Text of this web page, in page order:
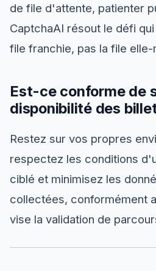
de file d'attente, patienter
CaptchaAI résout le défi
file franchie, pas la file elle-
Est-ce conforme de
disponibilité des
Restez sur vos propres
respectez les conditions
ciblé et minimisez les
collectées, conformément
vise la validation de